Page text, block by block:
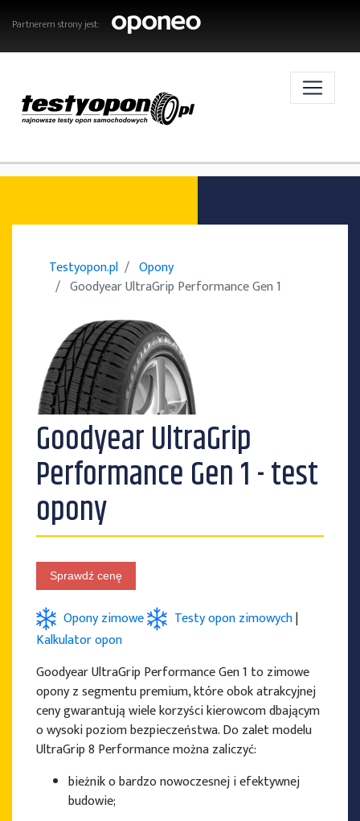
Partnerem strony jest:
AKTUALNOŚCI
OPONY
TESTY OPON
PRODUCENCI OPON
Testyopon.pl
Opony
Goodyear UltraGrip Performance Gen 1
Goodyear UltraGrip
Performance Gen 1 - test
opony
Sprawdź cenę
Opony zimowe Testy opon zimowych|
Kalkulator opon
Goodyear UltraGrip Performance Gen 1 to zimowe
opony z segmentu premium, które obok atrakcyjnej
ceny gwarantują wiele korzyści kierowcom dbającym
o wysoki poziom bezpieczeństwa. Do zalet modelu
UltraGrip 8 Performance można zaliczyć:
bieżnik o bardzo nowoczesnej i efektywnej
budowie;